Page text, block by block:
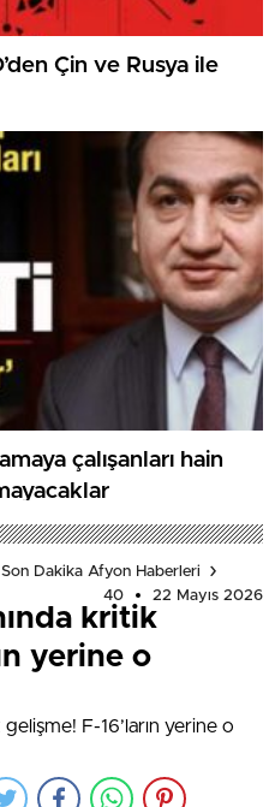
Çin ve Rusya ile
çalışanları hain
Dakika Afyon Haberleri
40
22 Mayıs 2026
kritik
yerine o